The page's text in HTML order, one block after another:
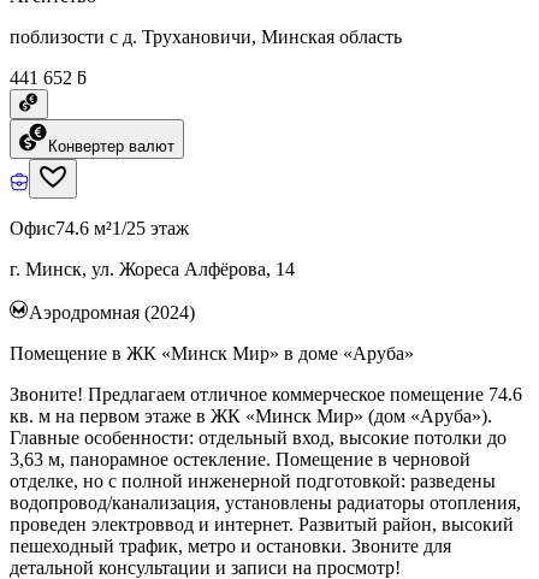
поблизости с д. Трухановичи, Минская область
441 652 ƃ
Конвертер валют
Офис74.6 м²1/25 этаж
г. Минск, ул. Жореса Алфёрова, 14
Аэродромная (2024)
Помещение в ЖК «Минск Мир» в доме «Аруба»
Звоните! Предлагаем отличное коммерческое помещение 74.6
кв. м на первом этаже в ЖК «Минск Мир» (дом «Аруба»).
Главные особенности: отдельный вход, высокие потолки до
3,63 м, панорамное остекление. Помещение в черновой
отделке, но с полной инженерной подготовкой: разведены
водопровод/канализация, установлены радиаторы отопления,
проведен электроввод и интернет. Развитый район, высокий
пешеходный трафик, метро и остановки. Звоните для
детальной консультации и записи на просмотр!